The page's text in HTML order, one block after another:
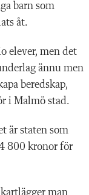
barn som
åt.
elever, men det
ännu men
beredskap,
i Malmö stad.
är staten som
800 kronor för
man